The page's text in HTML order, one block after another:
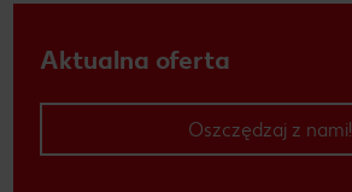
Aktualna oferta
Oszczędzaj z nami!